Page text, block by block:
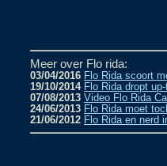
Meer over Flo rida:
03/04/2016 Flo Rida scoort
19/10/2014 Flo Rida dropt
07/08/2013 Video Flo Rida
24/06/2013 Flo Rida moet
21/06/2012 Flo Rida en nerd